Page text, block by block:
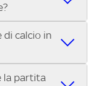
a te per
C Sky Wifi, la
League, la UEFA
la MotoGP™ e
calcio in
le partite
la partita